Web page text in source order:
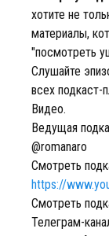
хотите не
материалы,
"посмотреть
Слушайте
всех подкаст-
Видео.
Ведущая
@romanaro
Смотреть
https://
Смотреть
Телеграм-